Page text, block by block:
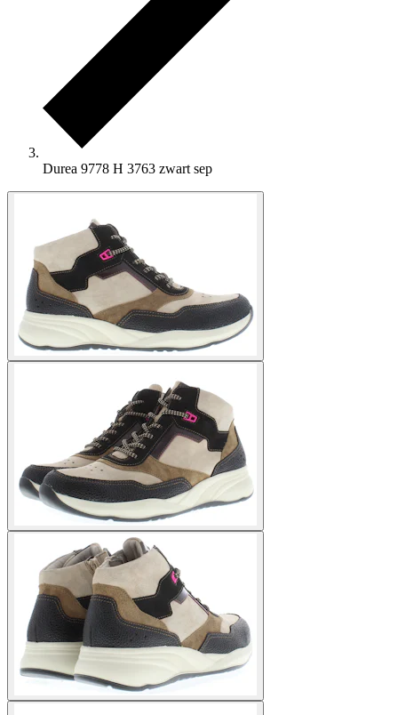
Durea 9778 H 3763 zwart sep